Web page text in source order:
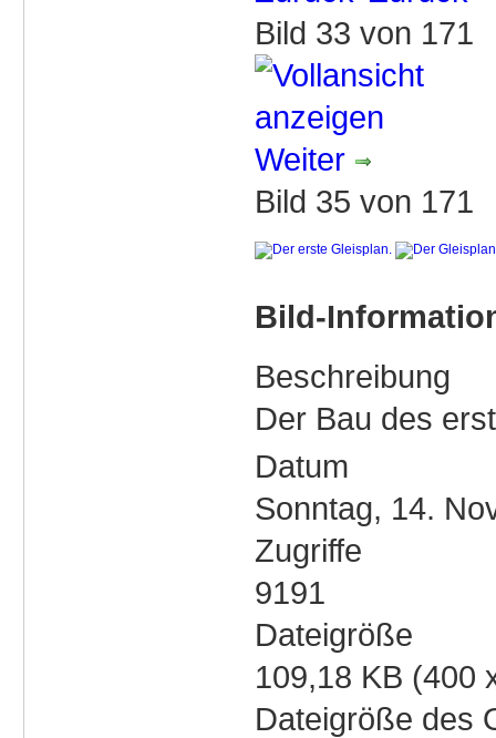
Bild 33 von 171
Weiter
Bild 35 von 171
Bild-
Beschreibung
Der Bau des
Datum
Sonntag, 14.
Zugriffe
9191
Dateigröße
109,18 KB (400
Dateigröße des